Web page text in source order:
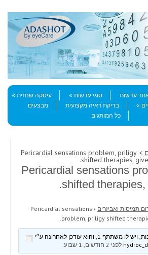
עדשות סוגי עדשות
עיסקה שנתית
בדיקת ראיה מקצועית
מבצעים
כל המותגים
> Pericardial sensations problem, priligy
shifted therapies, give.
Pericardial sensations
shifted therapies,
תמיסות ואביזרים ›
Pericardial sensations
problem, priligy shifted
לפני 2 חודשים, 1 שבוע .